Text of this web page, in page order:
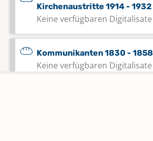
Kirchenaustritte 1914 - 1932
Keine verfügbaren Digitalisate
Kommunikanten 1830 - 1858
Keine verfügbaren Digitalisate